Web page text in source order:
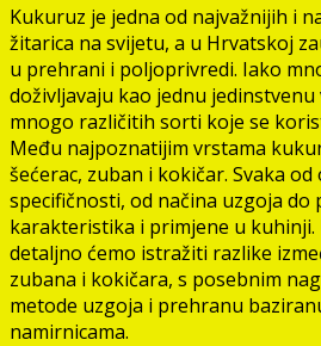
Kukuruz je jedna od najvažnijih i
žitarica na svijetu, a u Hrvatskoj
u prehrani i poljoprivredi. Iako
doživljavaju kao jednu
mnogo različitih sorti koje se
Među najpoznatijim vrstama
šećerac, zuban i kokičar. Svaka
specifičnosti, od načina uzgoja do
karakteristika i primjene u kuhinji.
detaljno ćemo istražiti razlike
zubana i kokičara, s posebnim
metode uzgoja i prehranu
namirnicama.